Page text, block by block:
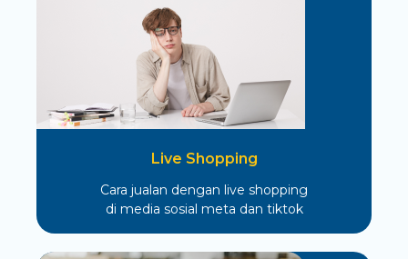
Live Shopping
Cara jualan dengan live shopping
di media sosial meta dan tiktok